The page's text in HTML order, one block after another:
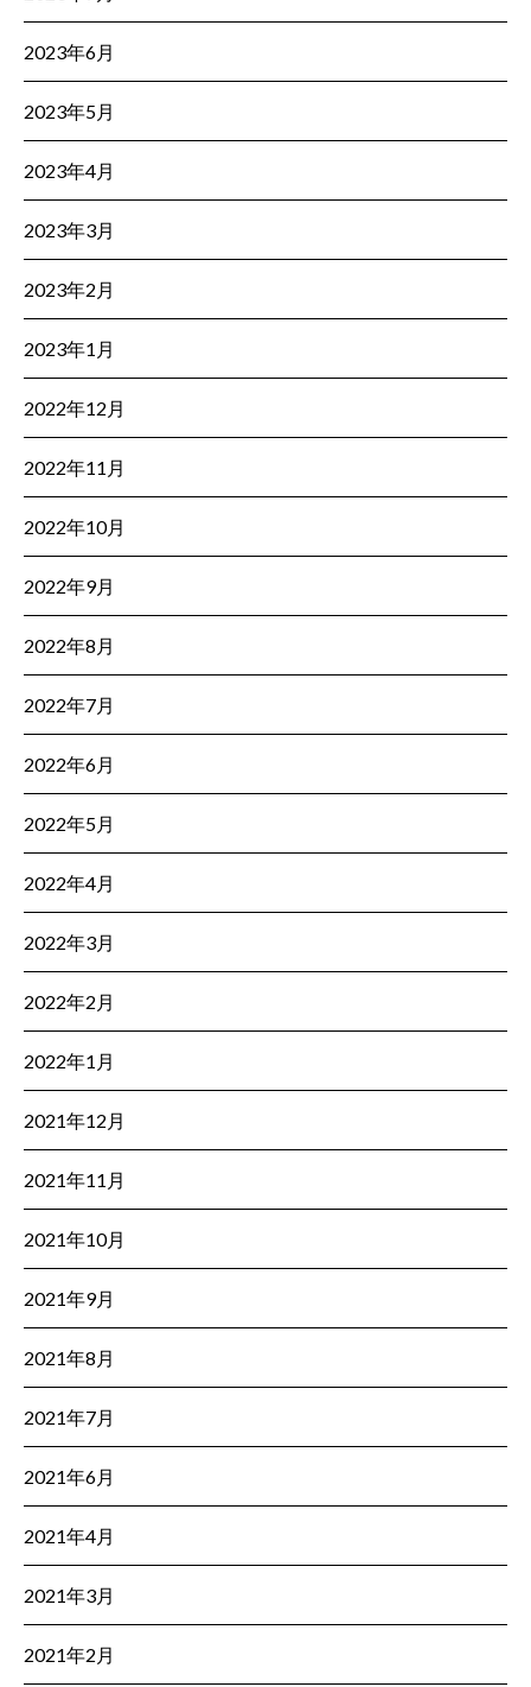
2023年6月
2023年5月
2023年4月
2023年3月
2023年2月
2023年1月
2022年12月
2022年11月
2022年10月
2022年9月
2022年8月
2022年7月
2022年6月
2022年5月
2022年4月
2022年3月
2022年2月
2022年1月
2021年12月
2021年11月
2021年10月
2021年9月
2021年8月
2021年7月
2021年6月
2021年4月
2021年3月
2021年2月